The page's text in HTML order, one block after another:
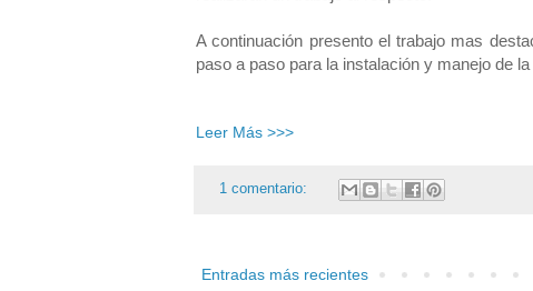
A continuación presento el trabajo mas
paso a paso para la instalación y manejo de
Leer Más >>>
1 comentario:
Entradas más recientes